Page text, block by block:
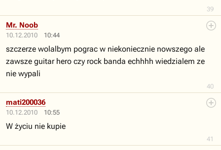
39
10.12.2010 10:44
40
Mr. Noob
szczerze wolalbym pograc w niekoniecznie nowszego ale
zawsze guitar hero czy rock banda echhhh wiedzialem ze
nie wypali
10.12.2010 10:55
41
mati200036
W życiu nie kupie